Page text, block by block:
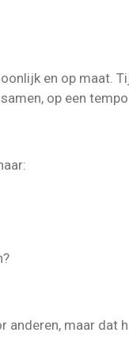
en op maat.
op een
maar dat